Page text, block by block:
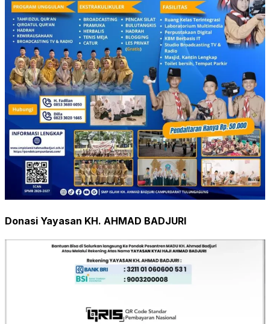
Donasi Yayasan KH. AHMAD BADJURI